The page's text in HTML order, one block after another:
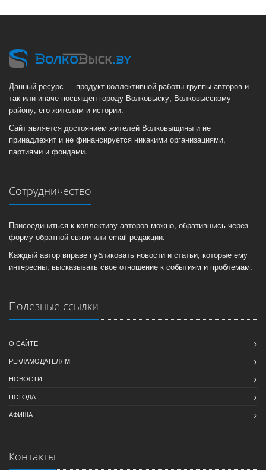
Данный ресурс — продукт коллективной работы группы авторов и
так или иначе посвящен городу Волковыску, Волковысскому
району, его жителям и истории.
Сайт является достоянием жителей Волковыщины и не
принадлежит и не финансируется никакими организациями,
партиями и фондами.
Сотрудничество
Присоединиться к коллективу авторов можно, обратившись через
форму обратной связи или email редакции.
Каждый автор вправе публиковать новости и статьи, которые ему
интересны, высказывать свое отношение к событиям и проблемам.
Полезные ссылки
О САЙТЕ
РЕКЛАМОДАТЕЛЯМ
НОВОСТИ
ПОГОДА
АФИША
Контакты